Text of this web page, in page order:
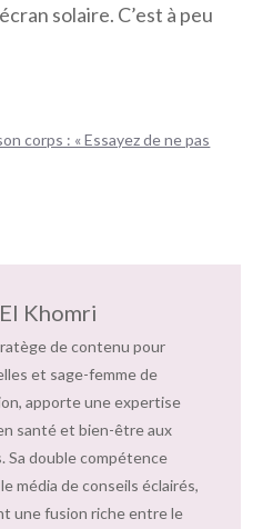
solaire. C’est à peu
corps : « Essayez de ne pas
Khomri
de contenu pour
et sage-femme de
apporte une expertise
santé et bien-être aux
Sa double compétence
média de conseils éclairés,
une fusion riche entre le